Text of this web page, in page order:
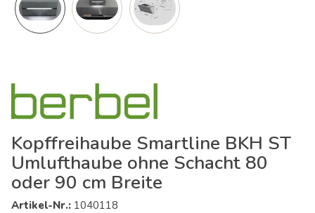
Kopffreihaube Smartline BKH ST
Umlufthaube ohne Schacht 80
oder 90 cm Breite
Artikel-Nr.: 1040118